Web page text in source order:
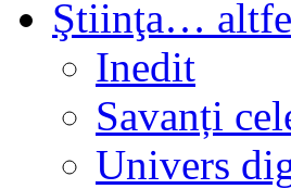
Ştiinţa…
Inedit
Savanți
Univers